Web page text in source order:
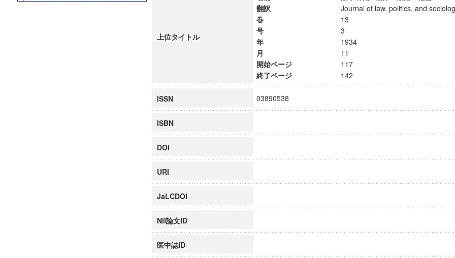
デジタルメディア・コンテンツ統合研究センター
上位タイトル
翻訳
Journal of law, politics, and
巻
13
号
3
年
1934
月
11
開始ページ
117
終了ページ
142
ISSN 03890538
ISBN
DOI
URI
JaLCDOI
NII論文ID
医中誌ID